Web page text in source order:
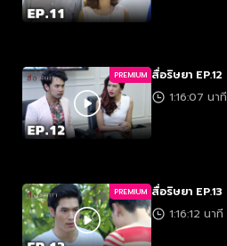
PREMIUM สื่อริษยา EP.12
1:16:07 นาที
PREMIUM สื่อริษยา EP.13
1:16:12 นาที